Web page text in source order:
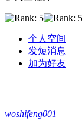
个人空间
发短消息
加为好友
woshifeng001